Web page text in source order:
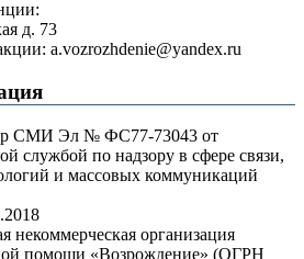
д. 73
a.vozrozhdenie@yandex.ru
СМИ Эл № ФС77-73043 от
службой по надзору в сфере связи,
и массовых коммуникаций
некоммерческая организация
помощи «Возрождение» (ОГРН